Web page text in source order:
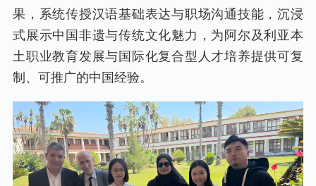
果，系统传授汉语基础表达与职场沟通技能，沉浸
式展示中国非遗与传统文化魅力，为阿尔及利亚本
土职业教育发展与国际化复合型人才培养提供可复
制、可推广的中国经验。